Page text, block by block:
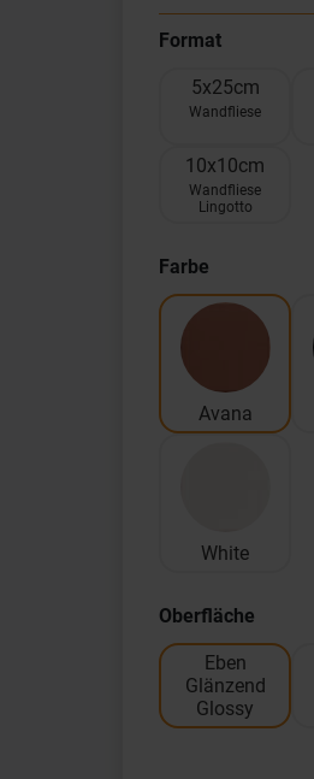
Format
5x25cm
Wandfliese
10x10cm
Wandfliese
Lingotto
Farbe
Avana
White
Oberfläche
Eben
Glänzend
Glossy